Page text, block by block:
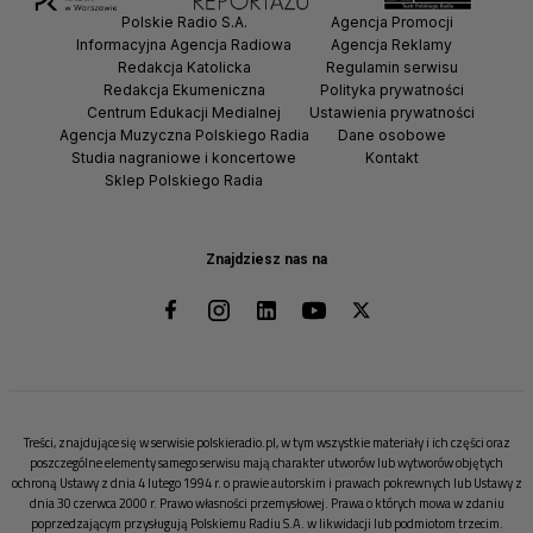
Znajdziesz nas na
Polskie Radio S.A.
Informacyjna Agencja Radiowa
Redakcja Katolicka
Redakcja Ekumeniczna
Centrum Edukacji Medialnej
Agencja Muzyczna Polskiego Radia
Studia nagraniowe i koncertowe
Sklep Polskiego Radia
Agencja Promocji
Agencja Reklamy
Regulamin serwisu
Polityka prywatności
Ustawienia prywatności
Dane osobowe
Kontakt
Treści, znajdujące się w serwisie polskieradio.pl, w tym wszystkie materiały i ich części oraz
poszczególne elementy samego serwisu mają charakter utworów lub wytworów objętych
ochroną Ustawy z dnia 4 lutego 1994 r. o prawie autorskim i prawach pokrewnych lub Ustawy z
dnia 30 czerwca 2000 r. Prawo własności przemysłowej. Prawa o których mowa w zdaniu
poprzedzającym przysługują Polskiemu Radiu S.A. w likwidacji lub podmiotom trzecim.